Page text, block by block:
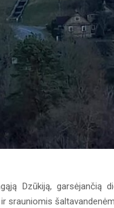
Dzūkiją, garsėjančią
srauniomis